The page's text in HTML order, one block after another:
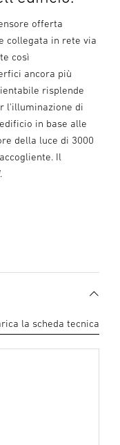
offerta
collegata in rete via
così
ancora più
risplende
l'illuminazione di
in base alle
della luce di 3000
Il
la scheda tecnica